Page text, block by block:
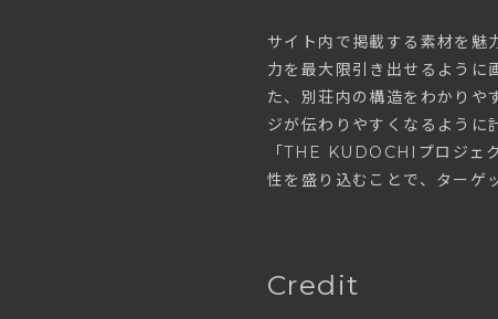
サイト内で掲載する素材を魅
力を最大限引き出せるように
た、別荘内の構造をわかりや
ジが伝わりやすくなるように
「THE KUDOCHIプロジェ
性を盛り込むことで、ターゲ
Credit